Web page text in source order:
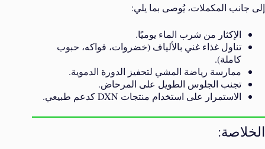
إلى جانب المكملات، يُوصى بما يلي:
الإكثار من شرب الماء يوميًا.
تناول غذاء غني بالألياف (خضروات، فواكه، حبوب
كاملة).
ممارسة رياضة المشي لتحفيز الدورة الدموية.
تجنب الجلوس الطويل على المرحاض.
الاستمرار على استخدام منتجات DXN كدعم طبيعي.
الخلاصة: